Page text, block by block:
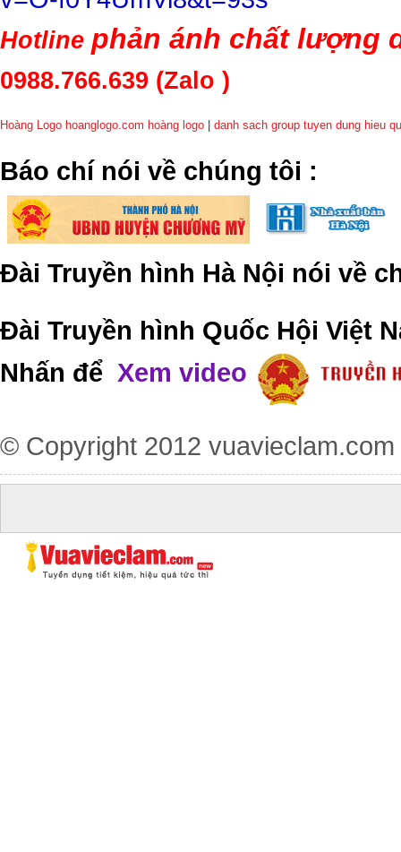
Hotline phản ánh chất lượng
0988.766.639 (Zalo )
Hoàng Logo hoanglogo.com hoàng logo danh sach group tuyen dung hieu
​Báo chí nói về chúng tôi :
Đài Truyền hình Hà Nội nói về
Đài Truyền hình Quốc Hội Việt
Nhấn để Xem video
© Copyright 2012 vuavieclam.com